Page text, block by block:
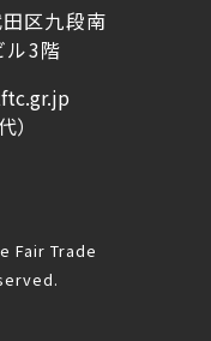
区九段南
ル3階
Fair Trade